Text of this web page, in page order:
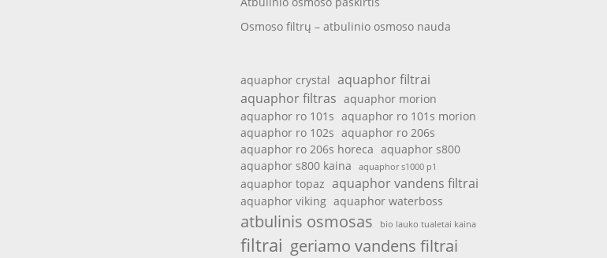
Osmoso filtrų – atbulinio osmoso nauda
aquaphor crystal aquaphor filtrai
aquaphor filtras aquaphor morion
aquaphor ro 101s aquaphor ro 101s morion
aquaphor ro 102s aquaphor ro 206s
aquaphor ro 206s horeca aquaphor s800
aquaphor s800 kaina
aquaphor s1000 p1
aquaphor topaz aquaphor vandens filtrai
aquaphor viking aquaphor waterboss
atbulinis osmosas bio lauko tualetai kaina
filtrai geriamo vandens filtrai